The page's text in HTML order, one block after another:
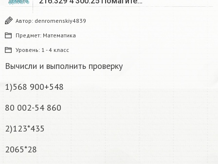
Автор: denromenskiy4839
Предмет: Математика
Уровень: 1 - 4 класс
Вычисли и выполнить проверку
1)568 900+548
80 002-54 860
2)123*435
2065*28